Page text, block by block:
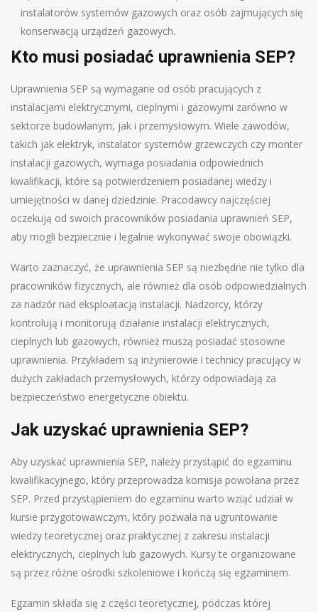
instalatorów systemów gazowych oraz osób zajmujących się
konserwacją urządzeń gazowych.
Kto musi posiadać uprawnienia SEP?
Uprawnienia SEP są wymagane od osób pracujących z
instalacjami elektrycznymi, cieplnymi i gazowymi zarówno w
sektorze budowlanym, jak i przemysłowym. Wiele zawodów,
takich jak elektryk, instalator systemów grzewczych czy monter
instalacji gazowych, wymaga posiadania odpowiednich
kwalifikacji, które są potwierdzeniem posiadanej wiedzy i
umiejętności w danej dziedzinie. Pracodawcy najczęściej
oczekują od swoich pracowników posiadania uprawnień SEP,
aby mogli bezpiecznie i legalnie wykonywać swoje obowiązki.
Warto zaznaczyć, że uprawnienia SEP są niezbędne nie tylko dla
pracowników fizycznych, ale również dla osób odpowiedzialnych
za nadzór nad eksploatacją instalacji. Nadzorcy, którzy
kontrolują i monitorują działanie instalacji elektrycznych,
cieplnych lub gazowych, również muszą posiadać stosowne
uprawnienia. Przykładem są inżynierowie i technicy pracujący w
dużych zakładach przemysłowych, którzy odpowiadają za
bezpieczeństwo energetyczne obiektu.
Jak uzyskać uprawnienia SEP?
Aby uzyskać uprawnienia SEP, należy przystąpić do egzaminu
kwalifikacyjnego, który przeprowadza komisja powołana przez
SEP. Przed przystąpieniem do egzaminu warto wziąć udział w
kursie przygotowawczym, który pozwala na ugruntowanie
wiedzy teoretycznej oraz praktycznej z zakresu instalacji
elektrycznych, cieplnych lub gazowych. Kursy te organizowane
są przez różne ośrodki szkoleniowe i kończą się egzaminem.
Egzamin składa się z części teoretycznej, podczas której